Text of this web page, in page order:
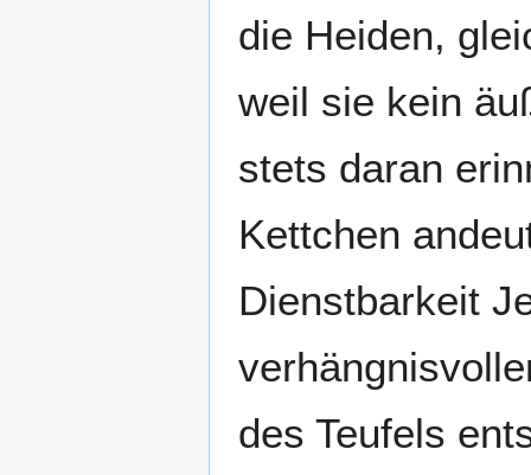
die Heiden,
weil sie kein
stets daran
Kettchen
Dienstbarkeit
des Teufels